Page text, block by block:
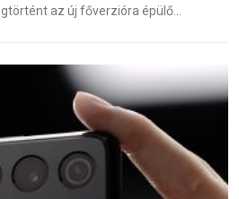
az új főverzióra épülő…